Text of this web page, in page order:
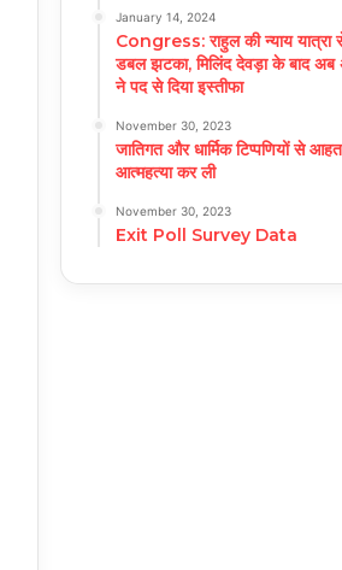
January 14, 2024
Congress: राहुल की न्याय यात्रा
डबल झटका, मिलिंद देवड़ा के बाद
ने पद से दिया इस्तीफा
November 30, 2023
जातिगत और धार्मिक टिप्पणियों से
आत्महत्या कर ली
November 30, 2023
Exit Poll Survey Data